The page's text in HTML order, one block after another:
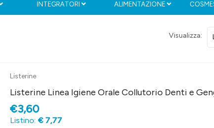
INTEGRATORI ALIMENTAZIONE
Visualizza:
Listerine
Listerine Linea Igiene Orale Collutorio Denti e
€3,60
Listino: € 7,77